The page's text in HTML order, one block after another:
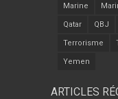
Marine
Qatar QBJ
Terrorisme
Yemen
ARTICLES